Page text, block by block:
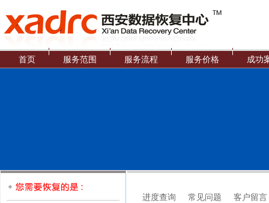
首页 服务范围 服务流程 服务价格 成功
进度查询 常见问题 客户留言